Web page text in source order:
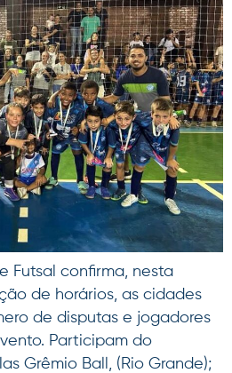
Futsal confirma, nesta
de horários, as cidades
de disputas e jogadores
Participam do
Grêmio Ball, (Rio Grande);